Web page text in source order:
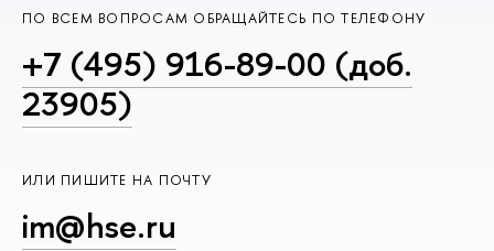
ПО ВСЕМ ВОПРОСАМ ОБРАЩАЙТЕСЬ ПО ТЕЛЕФОНУ
+7 (495) 916-89-00 (доб.
23905)
ИЛИ ПИШИТЕ НА ПОЧТУ
im@hse.ru